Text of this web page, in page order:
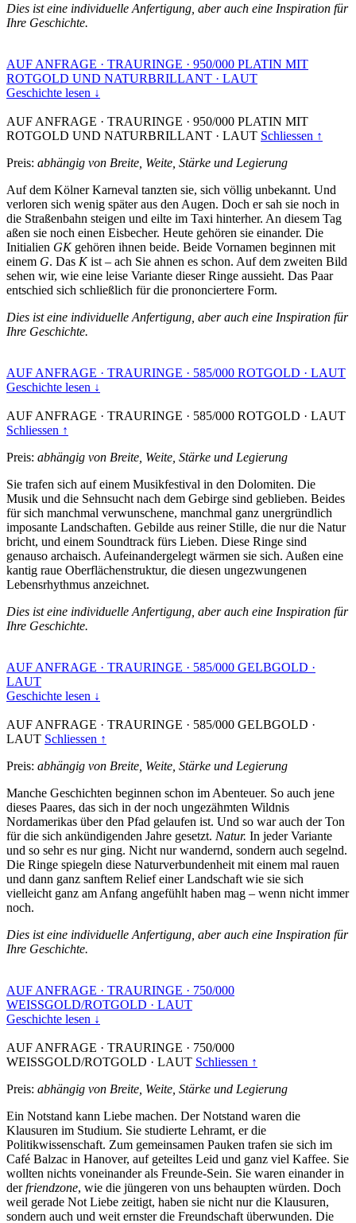
Dies ist eine individuelle Anfertigung, aber auch eine Inspiration für
Ihre Geschichte.
AUF ANFRAGE · TRAURINGE · 950/000 PLATIN MIT
ROTGOLD UND NATURBRILLANT · LAUT
Geschichte lesen ↓
AUF ANFRAGE · TRAURINGE · 950/000 PLATIN MIT
ROTGOLD UND NATURBRILLANT · LAUT Schliessen ↑
Preis: abhängig von Breite, Weite, Stärke und Legierung
Auf dem Kölner Karneval tanzten sie, sich völlig unbekannt. Und
verloren sich wenig später aus den Augen. Doch er sah sie noch in
die Straßenbahn steigen und eilte im Taxi hinterher. An diesem Tag
aßen sie noch einen Eisbecher. Heute gehören sie einander. Die
Initialien GKgehören ihnen beide. Beide Vornamen beginnen mit
einem G. Das Kist – ach Sie ahnen es schon. Auf dem zweiten Bild
sehen wir, wie eine leise Variante dieser Ringe aussieht. Das Paar
entschied sich schließlich für die prononciertere Form.
Dies ist eine individuelle Anfertigung, aber auch eine Inspiration für
Ihre Geschichte.
AUF ANFRAGE · TRAURINGE · 585/000 ROTGOLD · LAUT
Geschichte lesen ↓
AUF ANFRAGE · TRAURINGE · 585/000 ROTGOLD · LAUT
Schliessen ↑
Preis: abhängig von Breite, Weite, Stärke und Legierung
Sie trafen sich auf einem Musikfestival in den Dolomiten. Die
Musik und die Sehnsucht nach dem Gebirge sind geblieben. Beides
für sich manchmal verwunschene, manchmal ganz unergründlich
imposante Landschaften. Gebilde aus reiner Stille, die nur die Natur
bricht, und einem Soundtrack fürs Lieben. Diese Ringe sind
genauso archaisch. Aufeinandergelegt wärmen sie sich. Außen eine
kantig raue Oberflächenstruktur, die diesen ungezwungenen
Lebensrhythmus anzeichnet.
Dies ist eine individuelle Anfertigung, aber auch eine Inspiration für
Ihre Geschichte.
AUF ANFRAGE · TRAURINGE · 585/000 GELBGOLD ·
LAUT
Geschichte lesen ↓
AUF ANFRAGE · TRAURINGE · 585/000 GELBGOLD ·
LAUT Schliessen ↑
Preis: abhängig von Breite, Weite, Stärke und Legierung
Manche Geschichten beginnen schon im Abenteuer. So auch jene
dieses Paares, das sich in der noch ungezähmten Wildnis
Nordamerikas über den Pfad gelaufen ist. Und so war auch der Ton
für die sich ankündigenden Jahre gesetzt. Natur. In jeder Variante
und so sehr es nur ging. Nicht nur wandernd, sondern auch segelnd.
Die Ringe spiegeln diese Naturverbundenheit mit einem mal rauen
und dann ganz sanftem Relief einer Landschaft wie sie sich
vielleicht ganz am Anfang angefühlt haben mag – wenn nicht immer
noch.
Dies ist eine individuelle Anfertigung, aber auch eine Inspiration für
Ihre Geschichte.
AUF ANFRAGE · TRAURINGE · 750/000
WEISSGOLD/ROTGOLD · LAUT
Geschichte lesen ↓
AUF ANFRAGE · TRAURINGE · 750/000
WEISSGOLD/ROTGOLD · LAUT Schliessen ↑
Preis: abhängig von Breite, Weite, Stärke und Legierung
Ein Notstand kann Liebe machen. Der Notstand waren die
Klausuren im Studium. Sie studierte Lehramt, er die
Politikwissenschaft. Zum gemeinsamen Pauken trafen sie sich im
Café Balzac in Hanover, auf geteiltes Leid und ganz viel Kaffee. Sie
wollten nichts voneinander als Freunde-Sein. Sie waren einander in
derfriendzone, wie die jüngeren von uns behaupten würden. Doch
weil gerade Not Liebe zeitigt, haben sie nicht nur die Klausuren,
sondern auch und weit ernster die Freundschaft überwunden. Die